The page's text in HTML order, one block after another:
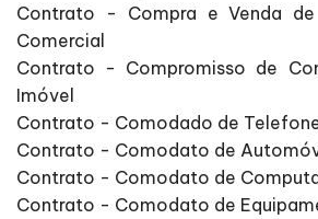
Contrato - Compra e Venda de
Comercial
Contrato - Compromisso de
Imóvel
Contrato - Comodado de
Contrato - Comodato de
Contrato - Comodato de
Contrato - Comodato de